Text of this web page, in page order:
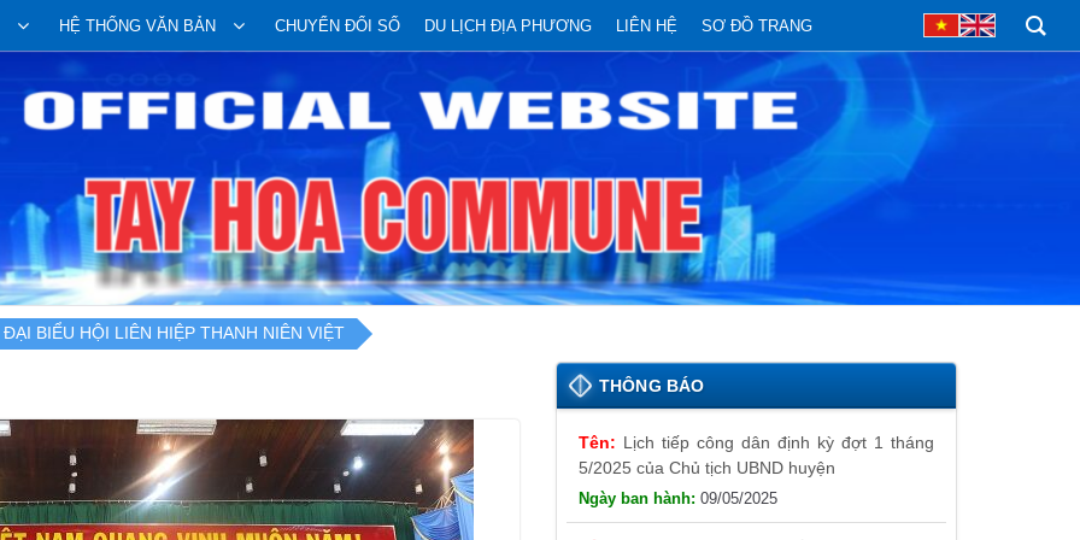
HỆ THỐNG VĂN BẢN CHUYỂN ĐỔI SỐ DU LỊCH ĐỊA PHƯƠNG LIÊN HỆ SƠ ĐỒ TRANG
BIỂU HỘI LIÊN HIỆP THANH NIÊN VIỆT
THÔNG BÁO
Lịch tiếp công dân định kỳ đợt 1 tháng
5/2025 của Chủ tịch UBND huyện
09/05/2025
Thông báo đăng ký tiếp công dân định
kỳ đợt 01 tháng 5/2025 của Chủ tịch UBND
huyện